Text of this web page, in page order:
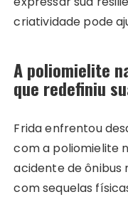
criatividade pode
A poliomielite
que redefiniu
Frida enfrentou
com a poliomielite
acidente de ônibus
com sequelas